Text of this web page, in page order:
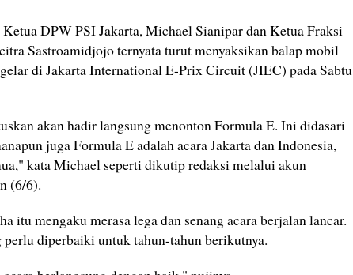
DPW PSI Jakarta, Michael Sianipar dan Ketua Fraksi
Sastroamidjojo ternyata turut menyaksikan balap mobil
di Jakarta International E-Prix Circuit (JIEC) pada Sabtu
akan hadir langsung menonton Formula E. Ini didasari
juga Formula E adalah acara Jakarta dan Indonesia,
kata Michael seperti dikutip redaksi melalui akun
(6/6).
itu mengaku merasa lega dan senang acara berjalan lancar.
perlu diperbaiki untuk tahun-tahun berikutnya.